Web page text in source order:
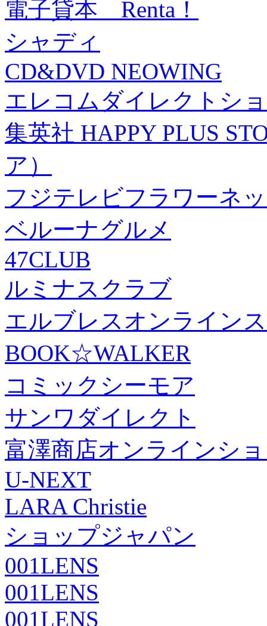
電子貸本 Renta！
シャディ
CD&DVD NEOWING
エレコムダイレクトシ
集英社 HAPPY PLUS
ア）
フジテレビフラワーネ
ベルーナグルメ
47CLUB
ルミナスクラブ
エルブレスオンライン
BOOK☆WALKER
コミックシーモア
サンワダイレクト
富澤商店オンラインシ
U-NEXT
LARA Christie
ショップジャパン
001LENS
001LENS
001LENS